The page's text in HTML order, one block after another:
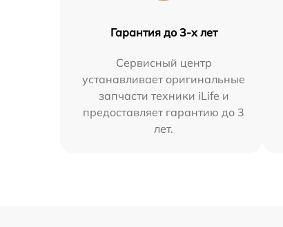
Гарантия до 3-х лет
Сервисный центр
устанавливает оригинальные
запчасти техники iLife и
предоставляет гарантию до 3
лет.